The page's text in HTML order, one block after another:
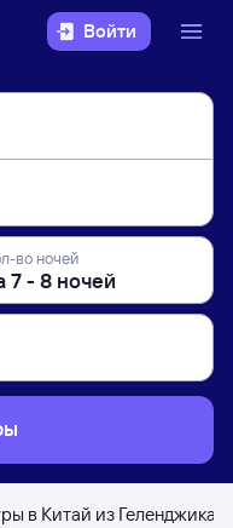
Войти
во ночей
в Китай из Геленджика